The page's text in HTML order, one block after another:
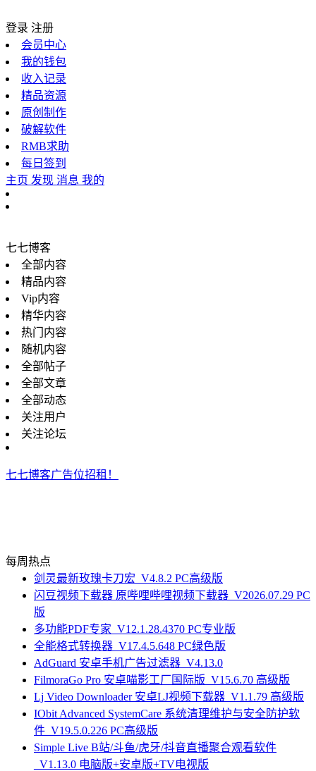
登录 注册
会员中心
我的钱包
收入记录
精品资源
原创制作
破解软件
RMB求助
每日签到
主页 发现 消息 我的
七七博客
全部内容
精品内容
Vip内容
精华内容
热门内容
随机内容
全部帖子
全部文章
全部动态
关注用户
关注论坛
七七博客广告位招租！
每周热点
剑灵最新玫瑰卡刀宏_V4.8.2 PC高级版
闪豆视频下载器 原哔哩哔哩视频下载器_V2026.07.29 PC
版
多功能PDF专家_V12.1.28.4370 PC专业版
全能格式转换器_V17.4.5.648 PC绿色版
AdGuard 安卓手机广告过滤器_V4.13.0
FilmoraGo Pro 安卓喵影工厂国际版_V15.6.70 高级版
Lj Video Downloader 安卓LJ视频下载器_V1.1.79 高级版
IObit Advanced SystemCare 系统清理维护与安全防护软
件_V19.5.0.226 PC高级版
Simple Live B站/斗鱼/虎牙/抖音直播聚合观看软件
_V1.13.0 电脑版+安卓版+TV电视版